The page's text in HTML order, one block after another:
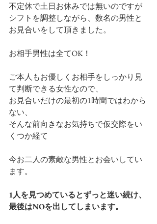
不定休で土日お休みでは無いのですが
シフトを調整しながら、数名の男性と
お見合いをして頂きました。
お相手男性は全てOK！
ご本人もお優しくお相手をしっかり見
て判断できる女性なので、
お見合いだけの最初の1時間ではわから
ない、
そんな前向きなお気持ちで仮交際をい
くつか経て
今お二人の素敵な男性とお会いしてい
ます。
1人を見つめているとずっと迷い続け、
最後はNOを出してしまいます。